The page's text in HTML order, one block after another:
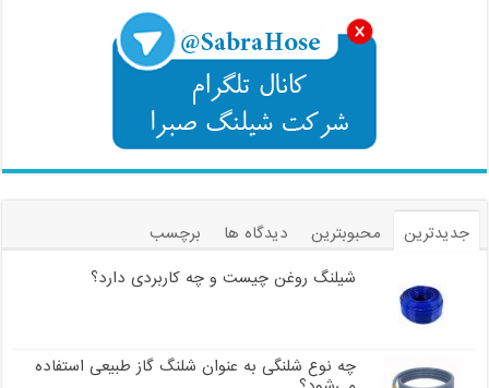
جدیدترین محبوبترین دیدگاه ها
برچسب
شیلنگ روغن چیست و چه کاربردی دارد؟
چه نوع شلنگی به عنوان شلنگ گاز طبیعی استفاده